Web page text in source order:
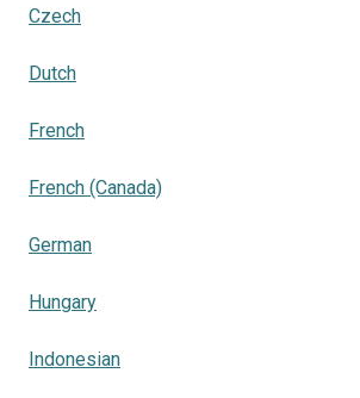
Czech
Dutch
French
French (Canada)
German
Hungary
Indonesian